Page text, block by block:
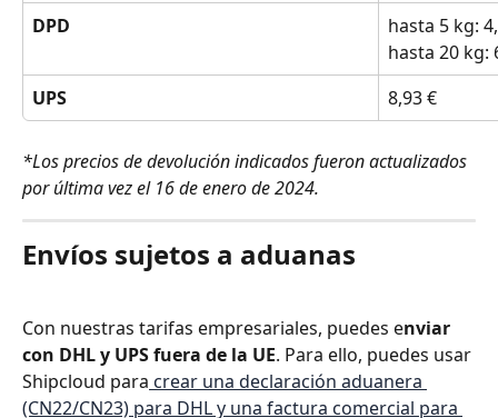
DPD
hasta 5 kg:
hasta 20 kg:
UPS
8,93 €
*Los precios de devolución indicados fueron actualizados
por última vez el 16 de enero de 2024.
Envíos sujetos a aduanas
Con nuestras tarifas empresariales, puedes enviar
con DHL y UPS fuera de la UE. Para ello, puedes usar
Shipcloud para crear una declaración aduanera
(CN22/CN23) para DHL y una factura comercial para